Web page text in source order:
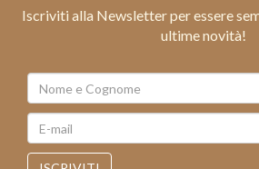
Iscriviti alla Newsletter per essere
ultime novità!